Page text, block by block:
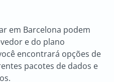
em Barcelona podem
e do plano
encontrará opções de
pacotes de dados e